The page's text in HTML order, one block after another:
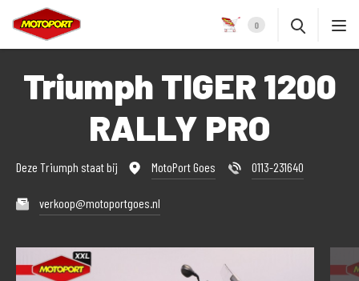
0
Triumph TIGER 1200
RALLY PRO
Deze Triumph staat bij MotoPort Goes 0113-231640
verkoop@motoportgoes.nl